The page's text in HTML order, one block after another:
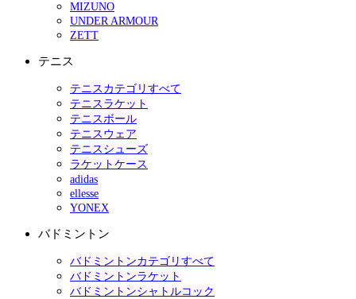
MIZUNO
UNDER ARMOUR
ZETT
テニス
テニスカテゴリすべて
テニスラケット
テニスボール
テニスウェア
テニスシューズ
ラケットケース
adidas
ellesse
YONEX
バドミントン
バドミントンカテゴリすべて
バドミントンラケット
バドミントンシャトルコック